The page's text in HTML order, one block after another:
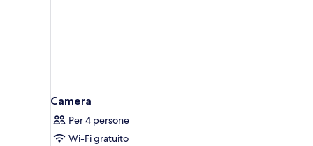
Camera
Per 4 persone
Wi-Fi gratuito